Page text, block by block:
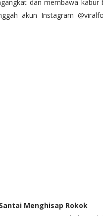
dan membawa
akun Instagram
Menghisap Rokok